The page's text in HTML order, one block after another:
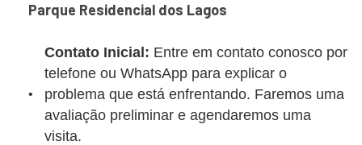
Parque Residencial dos Lagos
Contato Inicial: Entre em contato conosco por
telefone ou WhatsApp para explicar o
problema que está enfrentando. Faremos uma
avaliação preliminar e agendaremos uma
visita.